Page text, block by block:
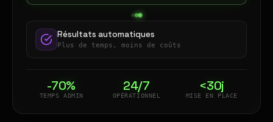
Résultats automatiques
Plus de temps, moins de coûts
-70%
TEMPS ADMIN
24/7
OPÉRATIONNEL
<30j
MISE EN PLACE